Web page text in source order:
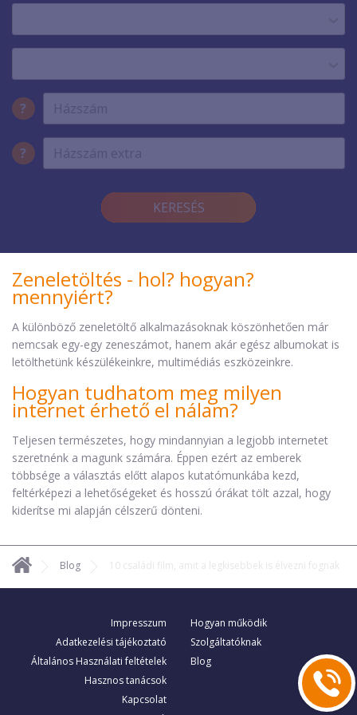
?
?
KERESÉS
Zeneletöltés - hol? hogyan?
mennyiért?
A különböző zeneletöltő alkalmazásoknak köszönhetően már
nemcsak egy-egy zeneszámot, hanem akár egész albumokat is
letölthetünk készülékeinkre, multimédiás eszközeinkre.
Hogyan tudhatom meg milyen
internet érhető el nálam?
Teljesen természetes, hogy mindannyian a legjobb internetet
szeretnénk a magunk számára. Éppen ezért az emberek
többsége a választás előtt alapos kutatómunkába kezd,
feltérképezi a lehetőségeket és hosszú órákat tölt azzal, hogy
kiderítse mi alapján célszerű dönteni.
Blog 10 családi film, amit a legkisebbek is élvezni fognak
Impresszum
Adatkezelési tájékoztató
Általános Használati feltételek
Hasznos tanácsok
Kapcsolat
Hogyan működik
Szolgáltatóknak
Blog